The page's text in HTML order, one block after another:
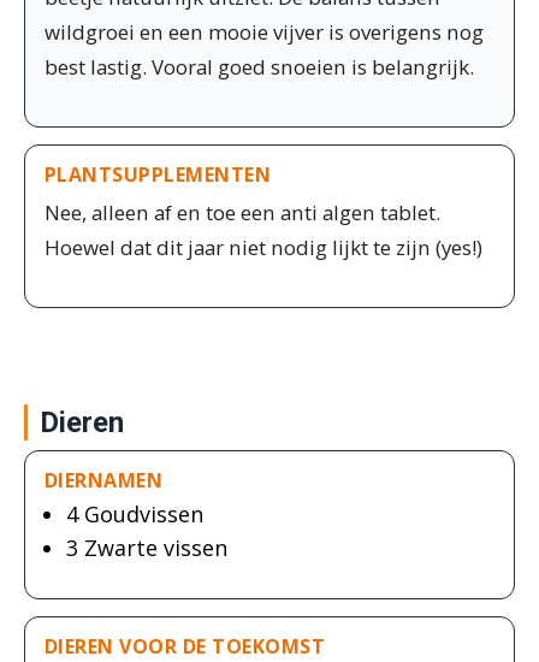
wildgroei en een mooie vijver is overigens nog
best lastig. Vooral goed snoeien is belangrijk.
PLANTSUPPLEMENTEN
Nee, alleen af en toe een anti algen tablet.
Hoewel dat dit jaar niet nodig lijkt te zijn (yes!)
Dieren
DIERNAMEN
4 Goudvissen
3 Zwarte vissen
DIEREN VOOR DE TOEKOMST